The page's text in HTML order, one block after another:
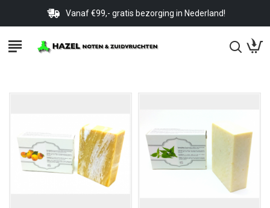
Vanaf €99,- gratis bezorging in Nederland!